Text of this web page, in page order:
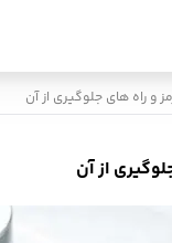
راه های جلوگیری از آن
از آن